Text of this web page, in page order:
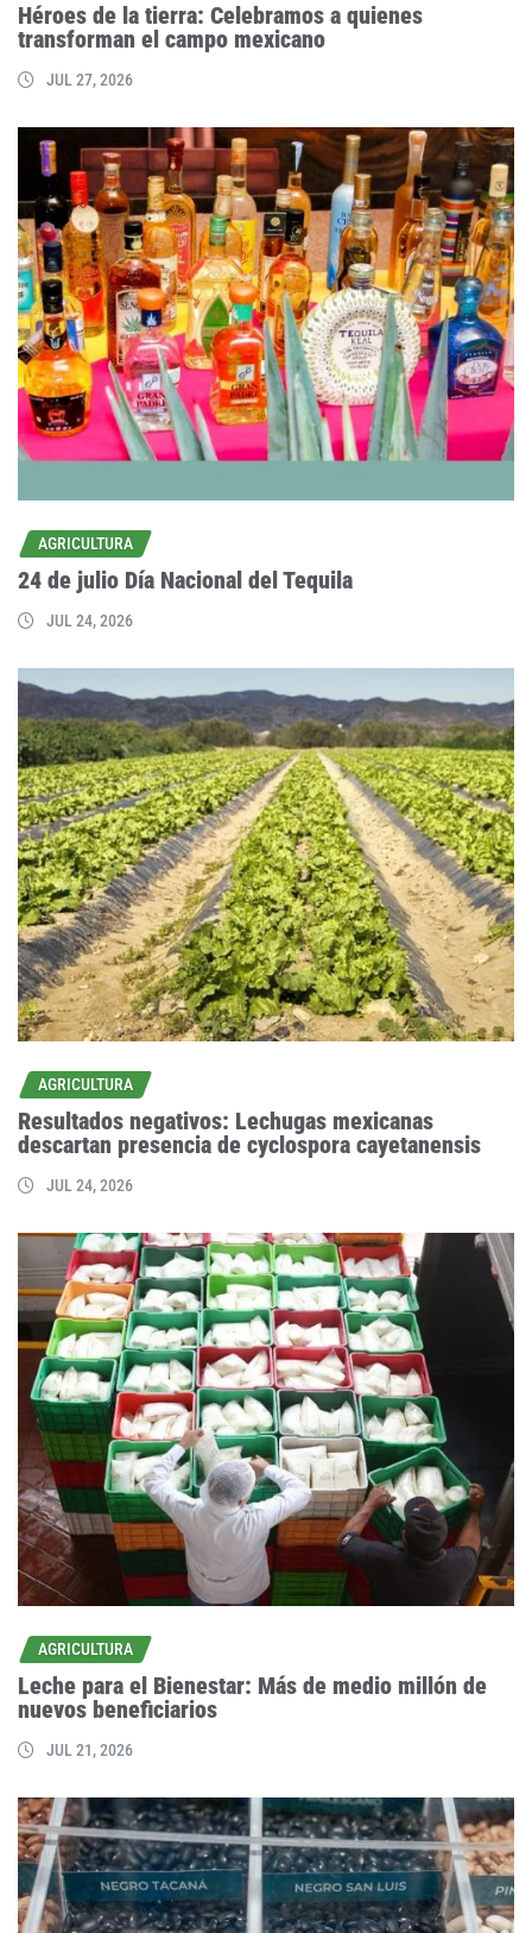
Héroes de la tierra: Celebramos a quienes
transforman el campo mexicano
JUL 27, 2026
AGRICULTURA
24 de julio Día Nacional del Tequila
JUL 24, 2026
AGRICULTURA
Resultados negativos: Lechugas mexicanas
descartan presencia de cyclospora cayetanensis
JUL 24, 2026
AGRICULTURA
Leche para el Bienestar: Más de medio millón de
nuevos beneficiarios
JUL 21, 2026